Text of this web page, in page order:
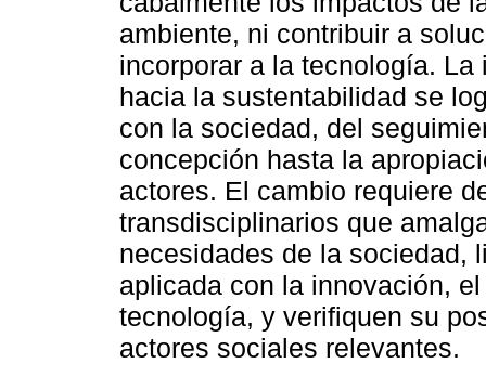
ambiente, ni contribuir a
incorporar a la tecnología.
hacia la sustentabilidad se
con la sociedad, del
concepción hasta la
actores. El cambio requiere
transdisciplinarios que
necesidades de la sociedad,
aplicada con la innovación,
tecnología, y verifiquen su
actores sociales relevantes.